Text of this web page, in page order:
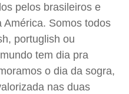
pelos brasileiros e
Somos todos
portuglish ou
tem dia pra
o dia da sogra,
nas duas